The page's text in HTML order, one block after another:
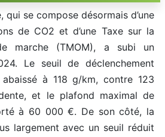
qui se compose désormais d’une
de CO2 et d’une Taxe sur la
marche (TMOM), a subi un
Le seuil de déclenchement
à 118 g/km, contre 123
et le plafond maximal de
à 60 000 €. De son côté, la
largement avec un seuil réduit